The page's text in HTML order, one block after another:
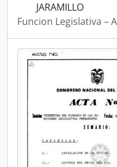
JARAMILLO
Funcion Legislativa –